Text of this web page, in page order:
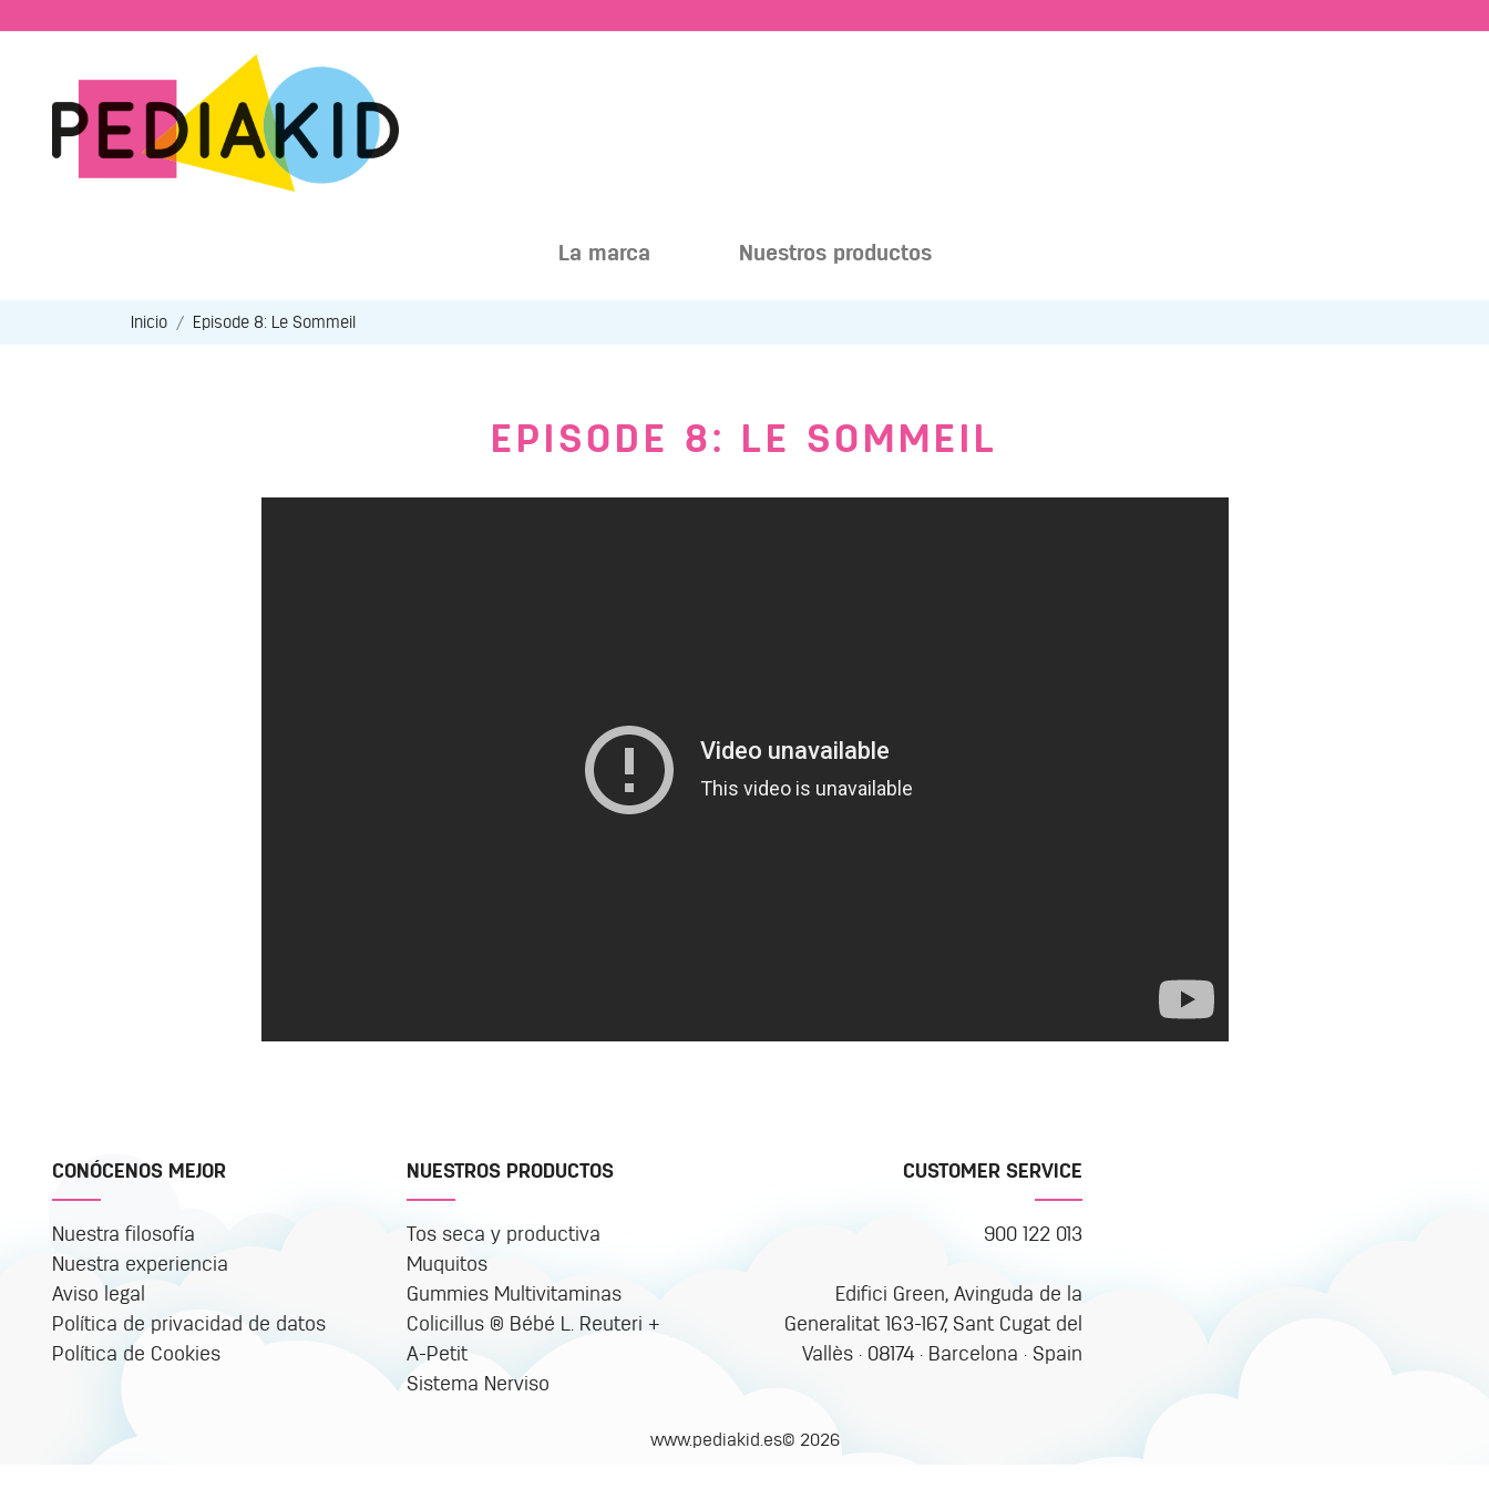
La marca Nuestros productos
Inicio Episode 8: Le Sommeil
EPISODE 8: LE SOMMEIL
CONÓCENOS MEJOR
Nuestra filosofía
Nuestra experiencia
Aviso legal
Política de privacidad de datos
Política de Cookies
NUESTROS PRODUCTOS
Tos seca y productiva
Muquitos
Gummies Multivitaminas
Colicillus ® Bébé L. Reuteri +
A-Petit
Sistema Nerviso
CUSTOMER SERVICE
900 122 013
Edifici Green, Avinguda de la
Generalitat 163-167, Sant Cugat del
Vallès · 08174 · Barcelona · Spain
www.pediakid.es© 2026